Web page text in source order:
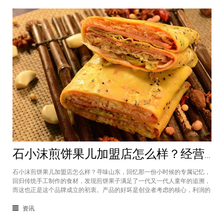
石小沫煎饼果儿加盟店怎么样？经营煎饼果子店利润如何
石小沫煎饼果儿加盟店怎么样？寻味山东，回忆那一份小时候的专属记忆，
回归传统手工制作的食材，发现煎饼果子满足了一代又一代人童年的追溯，
而这也正是这个品牌成立的初衷。产品的好坏是创业者考虑的核心，利润的
儿加盟怎么样？适不适合加盟？能赚钱吗？下面小编将为大家解答这些问
资讯